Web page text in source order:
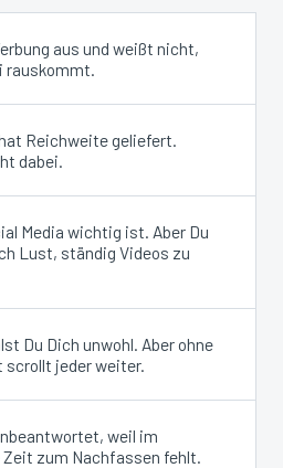
aus und weißt nicht,
rauskommt.
Reichweite geliefert.
dabei.
Media wichtig ist. Aber Du
Lust, ständig Videos zu
Du Dich unwohl. Aber ohne
scrollt jeder weiter.
weil im
zum Nachfassen fehlt.